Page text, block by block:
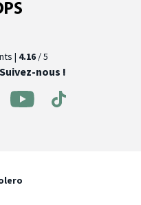
| 4.16/ 5
nous !